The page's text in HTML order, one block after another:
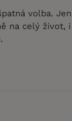
volba.
na celý život,